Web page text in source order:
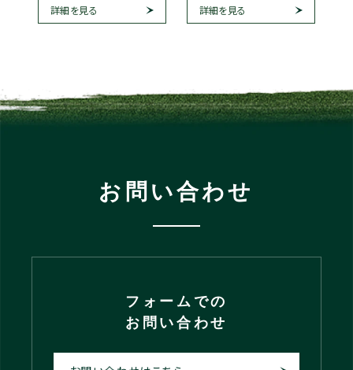
詳細を見る 詳細を見る
お問い合わせ
フォームでの
お問い合わせ